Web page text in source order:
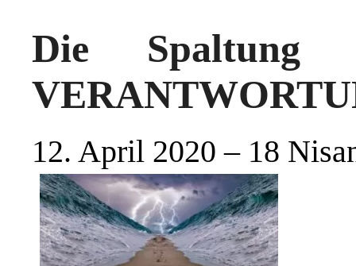
Die Spaltung
12. April 2020 – 18